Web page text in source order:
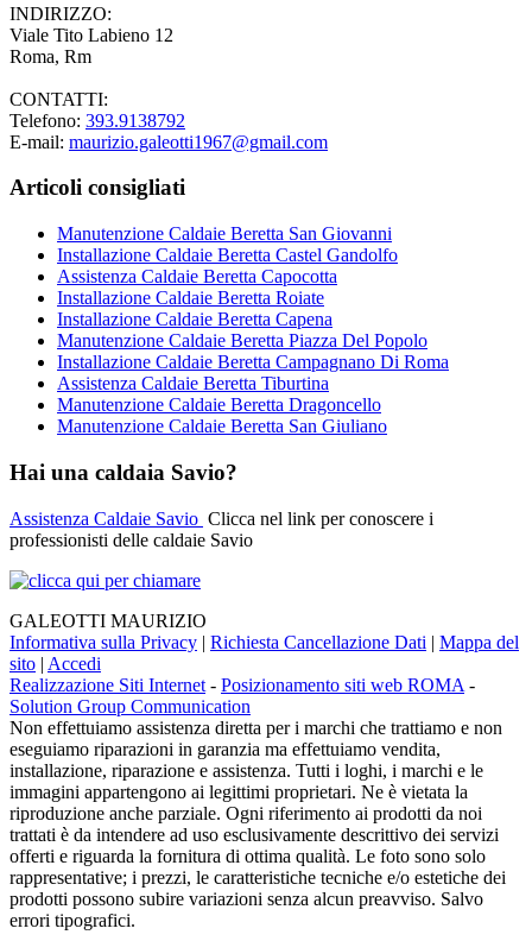
INDIRIZZO:
Viale Tito Labieno 12
Roma, Rm
CONTATTI:
Telefono: 393.9138792
E-mail: maurizio.galeotti1967@gmail.com
Articoli consigliati
Manutenzione Caldaie Beretta San Giovanni
Installazione Caldaie Beretta Castel Gandolfo
Assistenza Caldaie Beretta Capocotta
Installazione Caldaie Beretta Roiate
Installazione Caldaie Beretta Capena
Manutenzione Caldaie Beretta Piazza Del Popolo
Installazione Caldaie Beretta Campagnano Di Roma
Assistenza Caldaie Beretta Tiburtina
Manutenzione Caldaie Beretta Dragoncello
Manutenzione Caldaie Beretta San Giuliano
Hai una caldaia Savio?
Assistenza Caldaie Savio Clicca nel link per conoscere i
professionisti delle caldaie Savio
GALEOTTI MAURIZIO
Informativa sulla Privacy | Richiesta Cancellazione Dati | Mappa del
sito | Accedi
Realizzazione Siti Internet - Posizionamento siti web ROMA -
Solution Group Communication
Non effettuiamo assistenza diretta per i marchi che trattiamo e non
eseguiamo riparazioni in garanzia ma effettuiamo vendita,
installazione, riparazione e assistenza. Tutti i loghi, i marchi e le
immagini appartengono ai legittimi proprietari. Ne è vietata la
riproduzione anche parziale. Ogni riferimento ai prodotti da noi
trattati è da intendere ad uso esclusivamente descrittivo dei servizi
offerti e riguarda la fornitura di ottima qualità. Le foto sono solo
rappresentative; i prezzi, le caratteristiche tecniche e/o estetiche dei
prodotti possono subire variazioni senza alcun preavviso. Salvo
errori tipografici.